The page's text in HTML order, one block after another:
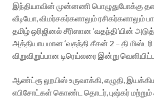
இந்தியாவின் முன்னணி பொழுதுபோக்கு
வீடியோ, விமர்சகர்களாலும் ரசிகர்களாலும்
தமிழ் ஒரிஜினல் சீரிஸான ‘வதந்தி’யின்
அத்தியாயமான ‘வதந்தி சீசன் 2 – தி
விறுவிறுப்பான டிரெய்லரை இன்று
ஆண்ட்ரூ லூயிஸ் உருவாக்கி, எழுதி,
எபிசோட்கள் கொண்ட தொடர், புஷ்கர் மற்றும்